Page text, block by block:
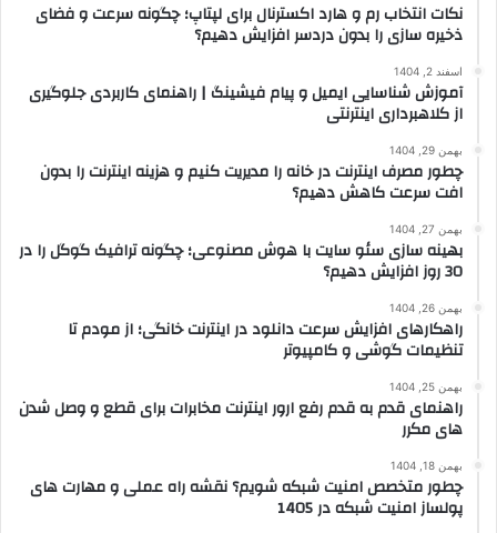
نکات انتخاب رم و هارد اکسترنال برای لپتاپ؛ چگونه سرعت و فضای
ذخیره سازی را بدون دردسر افزایش دهیم؟
اسفند 2, 1404
آموزش شناسایی ایمیل و پیام فیشینگ | راهنمای کاربردی جلوگیری
از کلاهبرداری اینترنتی
بهمن 29, 1404
چطور مصرف اینترنت در خانه را مدیریت کنیم و هزینه اینترنت را بدون
افت سرعت کاهش دهیم؟
بهمن 27, 1404
بهینه سازی سئو سایت با هوش مصنوعی؛ چگونه ترافیک گوگل را در
30 روز افزایش دهیم؟
بهمن 26, 1404
راهکارهای افزایش سرعت دانلود در اینترنت خانگی؛ از مودم تا
تنظیمات گوشی و کامپیوتر
بهمن 25, 1404
راهنمای قدم به قدم رفع ارور اینترنت مخابرات برای قطع و وصل شدن
های مکرر
بهمن 18, 1404
چطور متخصص امنیت شبکه شویم؟ نقشه راه عملی و مهارت های
پولساز امنیت شبکه در 1405